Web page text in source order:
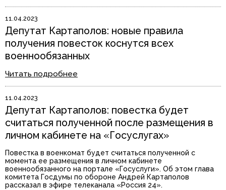
11.04.2023
Депутат Картаполов: новые правила
получения повесток коснутся всех
военнообязанных
Читать подробнее
11.04.2023
Депутат Картаполов: повестка будет
считаться полученной после размещения в
личном кабинете на «Госуслугах»
Повестка в военкомат будет считаться полученной с
момента ее размещения в личном кабинете
военнообязанного на портале «Госуслуги». Об этом глава
комитета Госдумы по обороне Андрей Картаполов
рассказал в эфире телеканала «Россия 24».